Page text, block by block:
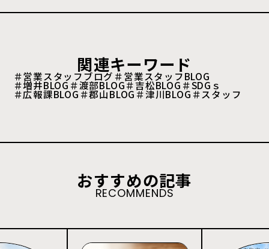
関連キーワード
＃営業スタッフブログ＃営業スタッフBLOG
＃増井BLOG＃渡部BLOG＃吉松BLOG＃SDGｓ
＃広報課BLOG＃郡山BLOG＃津川BLOG＃スタッフ
おすすめの記事
RECOMMENDS